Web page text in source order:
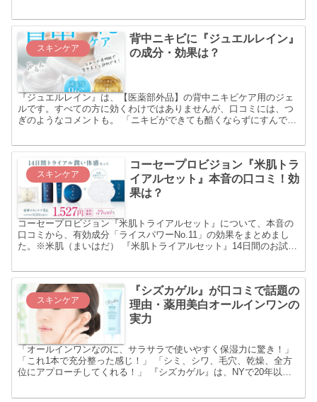
スキンケア
背中ニキビに『ジュエルレイン』
の成分・効果は？
『ジュエルレイン』は、【医薬部外品】の背中ニキビケア用のジェ
ルです。すべての方に効くわけではありませんが、口コミには、つ
ぎのようなコメントも。 「ニキビができても酷くならずにすんでい
スキンケア
コーセープロビジョン『米肌トラ
イアルセット』本音の口コミ！効
果は？
コーセープロビジョン『米肌トライアルセット』について、本音の
口コミから、有効成分「ライスパワーNo.11」の効果をまとめまし
た。※米肌（まいはだ） 『米肌トライアルセット』14日間のお試し
スキンケア
『シズカゲル』が口コミで話題の
理由・薬用美白オールインワンの
実力
「オールインワンなのに、サラサラで使いやすく保湿力に驚き！」
「これ1本で充分整った感じ！」 「シミ、シワ、毛穴、乾燥、全方
位にアプローチしてくれる！」 『シズカゲル』は、NYで20年以上